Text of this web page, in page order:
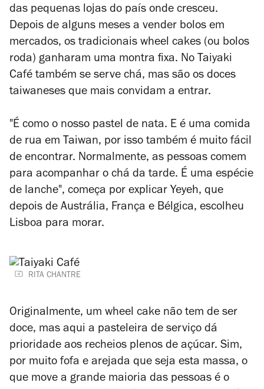
das pequenas lojas do país onde cresceu.
Depois de alguns meses a vender bolos em
mercados, os tradicionais wheel cakes (ou bolos
roda) ganharam uma montra fixa. No Taiyaki
Café também se serve chá, mas são os doces
taiwaneses que mais convidam a entrar.
"É como o nosso pastel de nata. E é uma comida
de rua em Taiwan, por isso também é muito fácil
de encontrar. Normalmente, as pessoas comem
para acompanhar o chá da tarde. É uma espécie
de lanche", começa por explicar Yeyeh, que
depois de Austrália, França e Bélgica, escolheu
Lisboa para morar.
RITA CHANTRE
Originalmente, um wheel cake não tem de ser
doce, mas aqui a pasteleira de serviço dá
prioridade aos recheios plenos de açúcar. Sim,
por muito fofa e arejada que seja esta massa, o
que move a grande maioria das pessoas é o